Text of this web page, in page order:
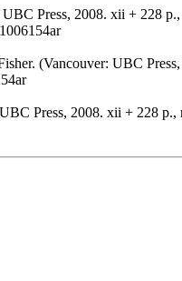
Press, 2008. xii + 228
(Vancouver: UBC
Press, 2008. xii + 228